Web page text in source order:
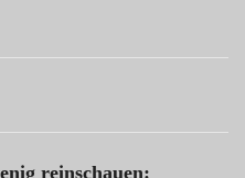
reinschauen: